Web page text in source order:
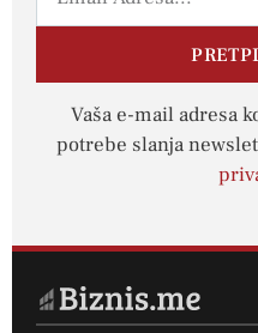
Vaša e-mail adresa
potrebe slanja